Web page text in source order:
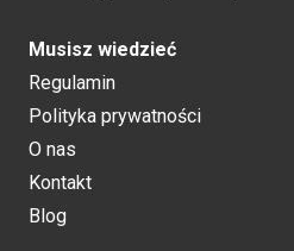
Musisz wiedzieć
Regulamin
Polityka prywatności
O nas
Kontakt
Blog